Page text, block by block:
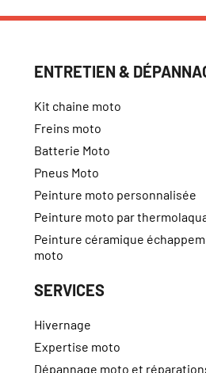
ENTRETIEN &
Kit chaine moto
Freins moto
Batterie Moto
Pneus Moto
Peinture moto personnalisée
Peinture moto par
Peinture céramique
moto
SERVICES
Hivernage
Expertise moto
Dépannage moto et